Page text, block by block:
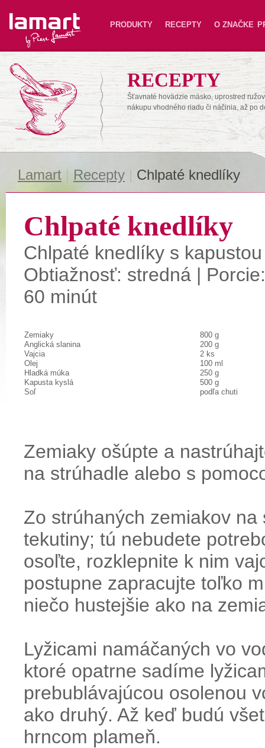
Lamart PRODUKTY RECEPTY O ZNAČKE
RECEPTY
Šťavnaté hovädzie mäsko, uprostred
nákupu vhodného riadu či náčinia, až po
Lamart Recepty Chlpaté knedlíky
Chlpaté knedlíky
Chlpaté knedlíky s kapustou
Obtiažnosť: stredná |
60 minút
Zemiaky
800 g
Anglická slanina
200 g
Vajcia
2 ks
Olej
100 ml
Hladká múka
250 g
Kapusta kyslá
500 g
Soľ
podľa chuti
Zemiaky ošúpte a
na strúhadle alebo s
Zo strúhaných zemiakov
tekutiny; tú nebudete
osoľte, rozklepnite k nim
postupne zapracujte toľko
niečo hustejšie ako na
Lyžicami namáčaných vo
ktoré opatrne sadíme
prebublávajúcou osolenou
ako druhý. Až keď budú
hrncom plameň.